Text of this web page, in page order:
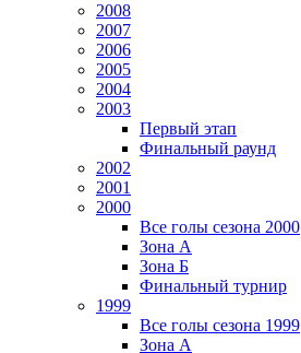
2008
2007
2006
2005
2004
2003
Первый этап
Финальный раунд
2002
2001
2000
Все голы сезона 2000
Зона А
Зона Б
Финальный турнир
1999
Все голы сезона 1999
Зона А